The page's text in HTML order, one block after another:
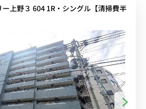
上野３ 604 1R・シングル【清掃費半